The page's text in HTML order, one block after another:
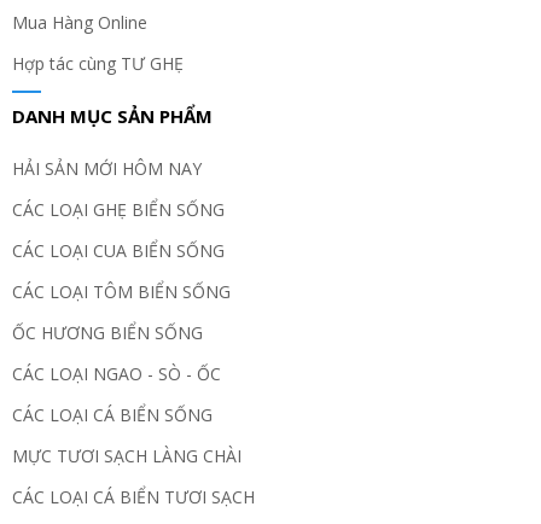
Mua Hàng Online
Hợp tác cùng TƯ GHẸ
DANH MỤC SẢN PHẨM
HẢI SẢN MỚI HÔM NAY
CÁC LOẠI GHẸ BIỂN SỐNG
CÁC LOẠI CUA BIỂN SỐNG
CÁC LOẠI TÔM BIỂN SỐNG
ỐC HƯƠNG BIỂN SỐNG
CÁC LOẠI NGAO - SÒ - ỐC
CÁC LOẠI CÁ BIỂN SỐNG
MỰC TƯƠI SẠCH LÀNG CHÀI
CÁC LOẠI CÁ BIỂN TƯƠI SẠCH